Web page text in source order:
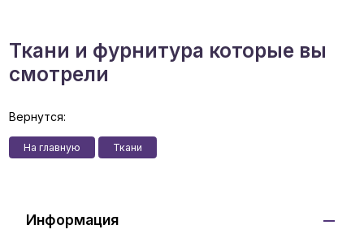
Ткани и фурнитура которые вы
смотрели
Вернутся:
На главную Ткани
Информация